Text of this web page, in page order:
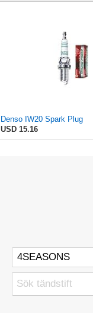
Denso IW20 Spark Plug
USD 15.16